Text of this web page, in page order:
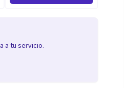
a tu servicio.